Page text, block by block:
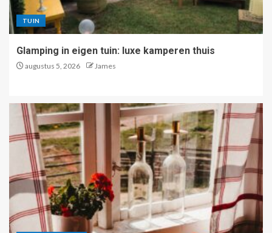
TUIN
Glamping in eigen tuin: luxe kamperen thuis
augustus 5, 2026 James